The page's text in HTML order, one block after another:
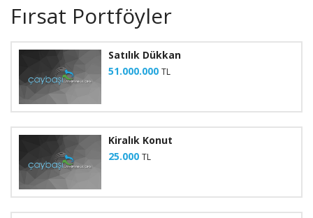
Fırsat Portföyler
Satılık Dükkan
51.000.000 TL
Kiralık Konut
25.000 TL